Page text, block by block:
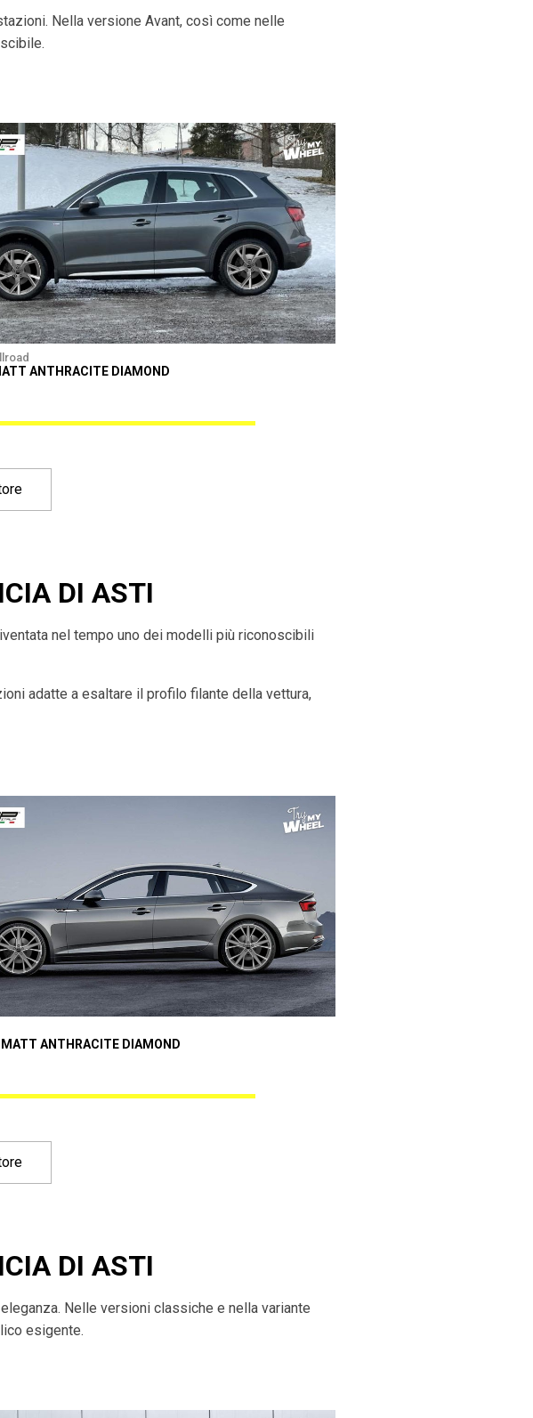
Nella versione Avant, così come nelle
ANTHRACITE DIAMOND
DI ASTI
nel tempo uno dei modelli più riconoscibili
adatte a esaltare il profilo filante della vettura,
MATT ANTHRACITE DIAMOND
DI ASTI
Nelle versioni classiche e nella variante
esigente.